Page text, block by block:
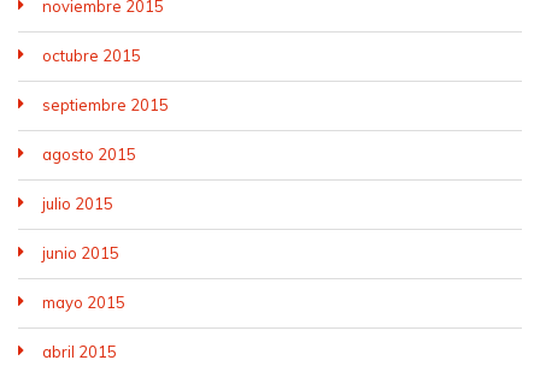
noviembre 2015
octubre 2015
septiembre 2015
agosto 2015
julio 2015
junio 2015
mayo 2015
abril 2015